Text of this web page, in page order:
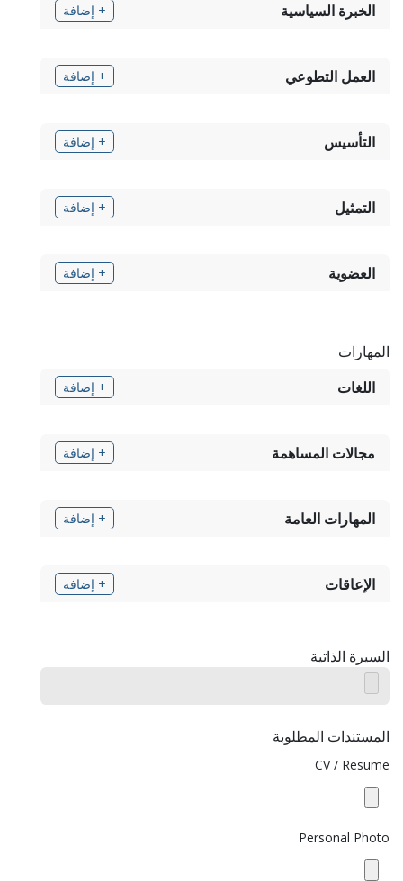
الخبرة السياسية + إضافة
العمل التطوعي + إضافة
التأسيس + إضافة
التمثيل + إضافة
العضوية + إضافة
المهارات
اللغات
+ إضافة
مجالات المساهمة + إضافة
المهارات العامة + إضافة
الإعاقات + إضافة
السيرة الذاتية
المستندات المطلوبة
CV / Resume
Personal Photo